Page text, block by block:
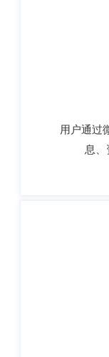
用户通过
息、